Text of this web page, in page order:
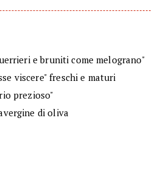
e bruniti come melograno"
viscere" freschi e maturi
prezioso"
di oliva